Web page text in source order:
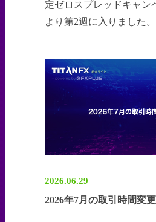
定ゼロスプレッドキャン
より第2週に入りました。
2026.06.29
2026年7月の取引時間変